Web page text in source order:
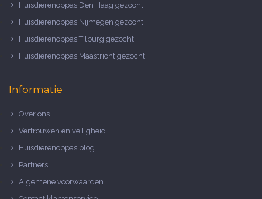
Huisdierenoppas Den Haag gezocht
Huisdierenoppas Nijmegen gezocht
Huisdierenoppas Tilburg gezocht
Huisdierenoppas Maastricht gezocht
Informatie
Over ons
Vertrouwen en veiligheid
Huisdierenoppas blog
Partners
Algemene voorwaarden